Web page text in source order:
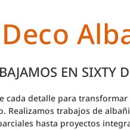
EN SIXTY
cada detalle para
Realizamos trabajos de
hasta proyectos